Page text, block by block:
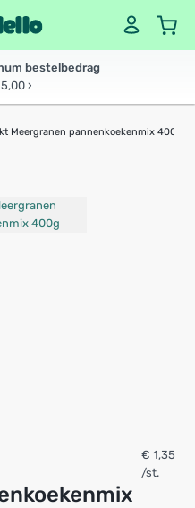
bestelbedrag
›
Meergranen pannenkoekenmix 400g
€ 1,35
/st.